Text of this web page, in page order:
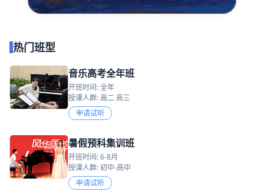
热门班型
音乐高考全年班
开班时间: 全年
授课人群: 高二 高三
申请试听
暑假预科集训班
开班时间: 6-8月
授课人群: 初中-高中
申请试听